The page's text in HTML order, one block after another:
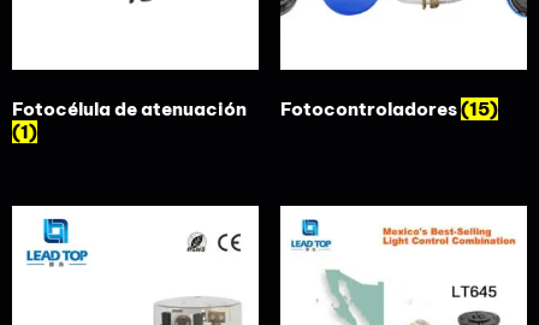
Fotocélula de atenuación
(1)
Fotocontroladores(15)